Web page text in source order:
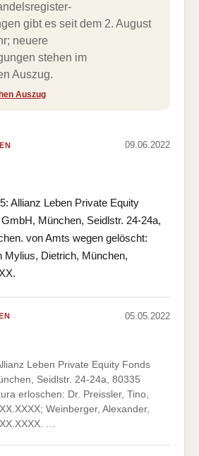
gibt es seit dem 2. August
neuere
stehen im
Auszug.
Auszug
09.06.2022
Allianz Leben Private Equity
München, Seidlstr. 24-24a,
von Amts wegen gelöscht:
Mylius, Dietrich, München,
05.05.2022
Leben Private Equity Fonds
Seidlstr. 24-24a, 80335
erloschen: Dr. Preissler, Tino,
Weinberger, Alexander,
…